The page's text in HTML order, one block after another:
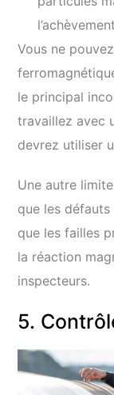
Vous ne
le principal
travaillez avec
devrez utiliser
Une autre
que les
que les failles
la réaction
inspecteurs.
5.